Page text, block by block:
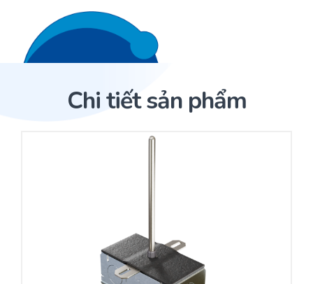
Trang Chủ
Nhà sản xuất thiết bị điều khiển
Chi tiết sản phẩm
Sản phẩm